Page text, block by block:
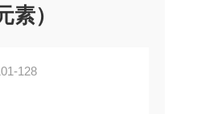
）
128